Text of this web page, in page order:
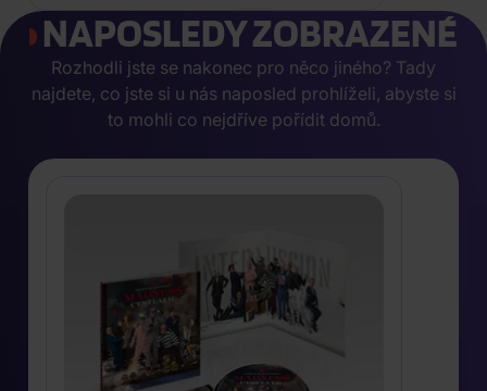
NAPOSLEDY ZOBRAZENÉ
Rozhodli jste se nakonec pro něco jiného? Tady
najdete, co jste si u nás naposled prohlíželi, abyste si
to mohli co nejdříve pořídit domů.